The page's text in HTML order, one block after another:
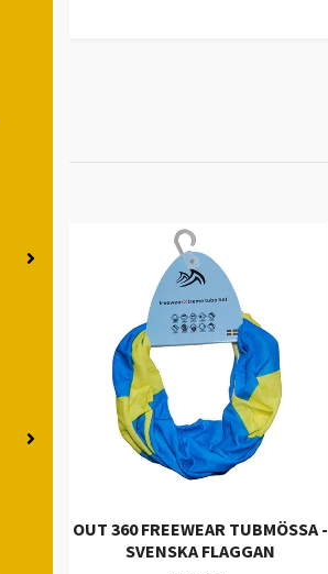
OUT 360 FREEWEAR TUBMÖSSA -
SVENSKA FLAGGAN